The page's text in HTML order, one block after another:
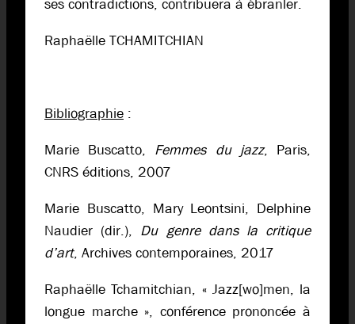
ses contradictions, contribuera à ébranler.
Raphaëlle TCHAMITCHIAN
Bibliographie :
Marie Buscatto, Femmes du jazz, Paris,
CNRS éditions, 2007
Marie Buscatto, Mary Leontsini, Delphine
Naudier (dir.), Du genre dans la critique
d’art, Archives contemporaines, 2017
Raphaëlle Tchamitchian, « Jazz[wo]men, la
longue marche », conférence prononcée à